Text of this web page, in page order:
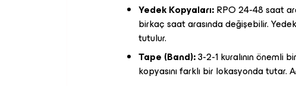
Yedek Kopyaları:RPO 24-48 saat
birkaç saat arasında değişebilir.
tutulur.
Tape (Band):3-2-1 kuralının önemli
kopyasını farklı bir lokasyonda